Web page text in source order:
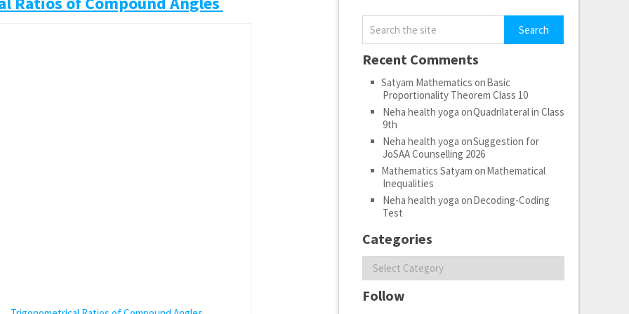
Recent Comments
Satyam Mathematics onBasic
Proportionality Theorem Class 10
Neha health yoga onQuadrilateral in Class
9th
Neha health yoga onSuggestion for
JoSAA Counselling 2026
Mathematics Satyam onMathematical
Inequalities
Neha health yoga onDecoding-Coding
Test
Categories
Categories
Follow